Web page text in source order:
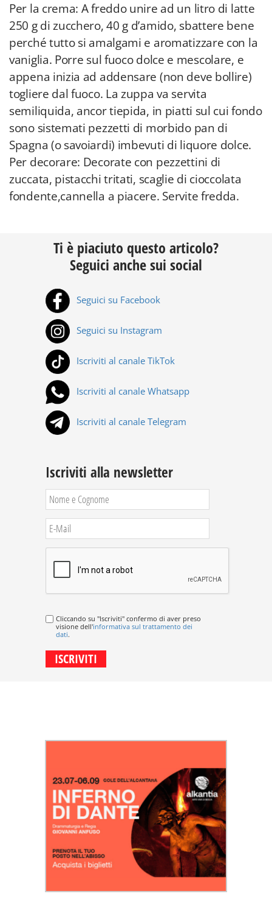
Per la crema: A freddo unire ad un litro di latte
250 g di zucchero, 40 g d’amido, sbattere bene
perché tutto si amalgami e aromatizzare con la
vaniglia. Porre sul fuoco dolce e mescolare, e
appena inizia ad addensare (non deve bollire)
togliere dal fuoco. La zuppa va servita
semiliquida, ancor tiepida, in piatti sul cui fondo
sono sistemati pezzetti di morbido pan di
Spagna (o savoiardi) imbevuti di liquore dolce.
Per decorare: Decorate con pezzettini di
zuccata, pistacchi tritati, scaglie di cioccolata
fondente,cannella a piacere. Servite fredda.
Ti è piaciuto questo articolo?
Seguici anche sui social
Seguici su Facebook
Seguici su Instagram
Iscriviti al canale TikTok
Iscriviti al canale Whatsapp
Iscriviti al canale Telegram
Iscriviti alla newsletter
Cliccando su "Iscriviti" confermo di aver preso
visione dell'informativa sul trattamento dei
dati.